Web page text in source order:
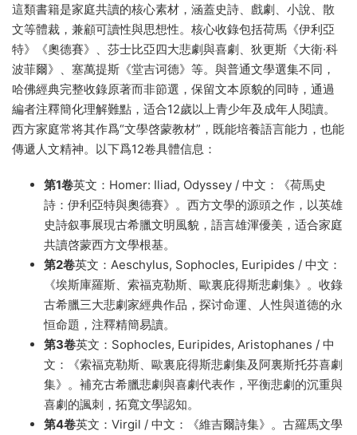
這類書籍是家庭共讀的核心素材，涵蓋史詩、戲劇、小說、散
文等體裁，兼顧可讀性與思想性。核心收錄包括荷馬《伊利亞
特》《奧德賽》、莎士比亞四大悲劇與喜劇、狄更斯《大衛·科
波菲爾》、塞萬提斯《堂吉诃德》等。與普通文學選集不同，
哈佛經典完整收錄原著而非節選，保留文本原貌的同時，通過
編者注釋簡化理解難點，适合12歲以上青少年及成年人閱讀。
西方家庭常将其作爲“文學啓蒙教材”，既能培養語言能力，也能
傳遞人文精神。以下爲12卷具體信息：
第1卷英文：Homer: Iliad, Odyssey / 中文：《荷馬史
詩：伊利亞特與奧德賽》。西方文學的源頭之作，以英雄
史詩叙事展現古希臘文明風貌，語言雄渾優美，适合家庭
共讀啓蒙西方文學根基。
第2卷英文：Aeschylus, Sophocles, Euripides / 中文：
《埃斯庫羅斯、索福克勒斯、歐裏庇得斯悲劇集》。收錄
古希臘三大悲劇家經典作品，探讨命運、人性與道德的永
恒命題，注釋精簡易讀。
第3卷英文：Sophocles, Euripides, Aristophanes / 中
文：《索福克勒斯、歐裏庇得斯悲劇集及阿裏斯托芬喜劇
集》。補充古希臘悲劇與喜劇代表作，平衡悲劇的沉重與
喜劇的諷刺，拓寬文學認知。
第4卷英文：Virgil / 中文：《維吉爾詩集》。古羅馬文學